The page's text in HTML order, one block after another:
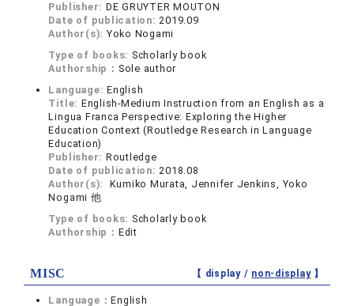
Publisher: DE GRUYTER MOUTON
Date of publication:2019.09
Author(s): Yoko Nogami
Type of books: Scholarly book
Authorship： Sole author
Language:English
Title: English-Medium Instruction from an English as a
Lingua Franca Perspective: Exploring the Higher
Education Context (Routledge Research in Language
Education)
Publisher: Routledge
Date of publication:2018.08
Author(s):
Kumiko Murata, Jennifer Jenkins, Yoko
Nogami 他
Type of books: Scholarly book
Authorship： Edit
MISC 【 display / non-display】
Language：English